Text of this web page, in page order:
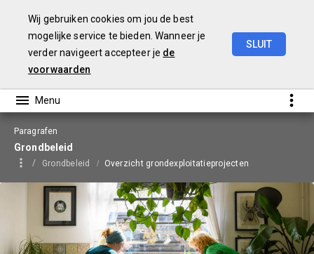
Wij gebruiken cookies om jou de best
mogelijke service te bieden. Wanneer je
verder navigeert accepteer je de
voorwaarden
SLUIT
Paragrafen
Grondbeleid
Grondbeleid Overzicht grondexploitatieprojecten